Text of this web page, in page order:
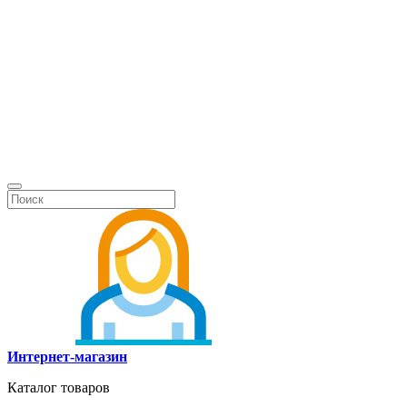
Интернет-магазин
Каталог товаров